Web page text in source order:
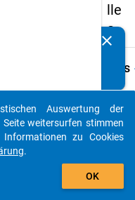
lle
2
Details
A27
Wie
clear
auto_stories
add_shopping_cart
Auswertung der
weitersurfen stimmen
zu Cookies
.
OK